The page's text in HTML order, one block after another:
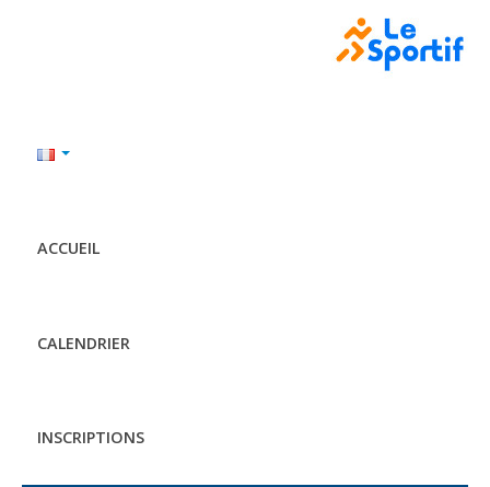
ACCUEIL
CALENDRIER
INSCRIPTIONS